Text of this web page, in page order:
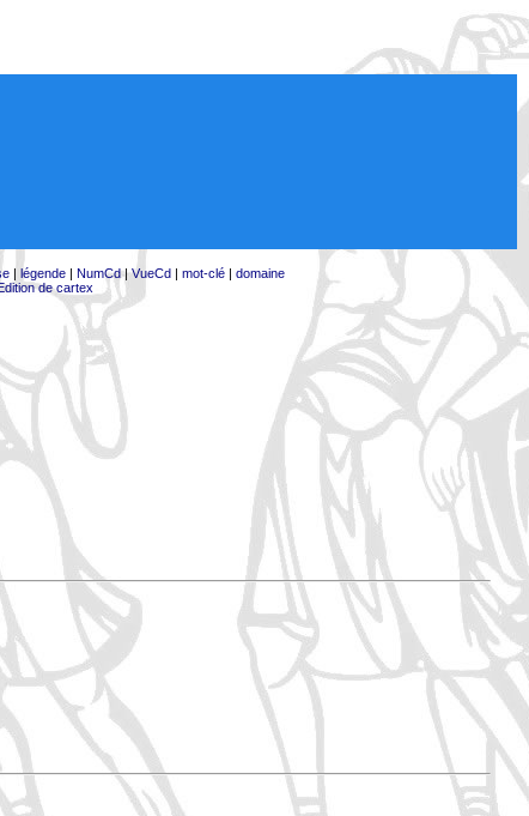
| légende| NumCd|VueCd| mot-clé| domaine
de cartex